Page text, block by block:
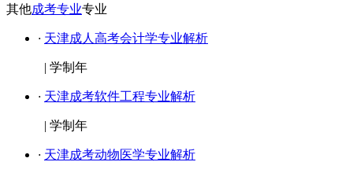
其他成考专业专业
· 天津成人高考会计学专业解析
| 学制年
· 天津成考软件工程专业解析
| 学制年
· 天津成考动物医学专业解析